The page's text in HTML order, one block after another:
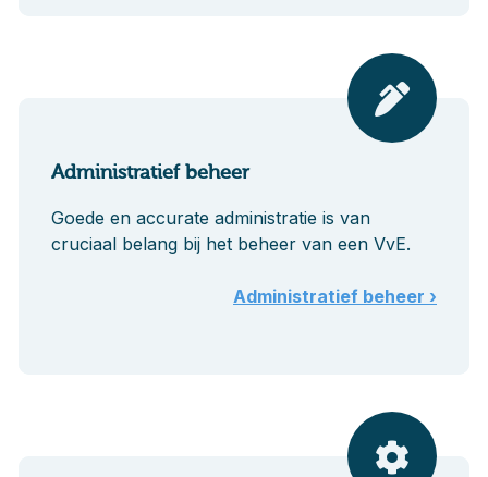
Administratief beheer
Goede en accurate administratie is van
cruciaal belang bij het beheer van een VvE.
Administratief beheer ›